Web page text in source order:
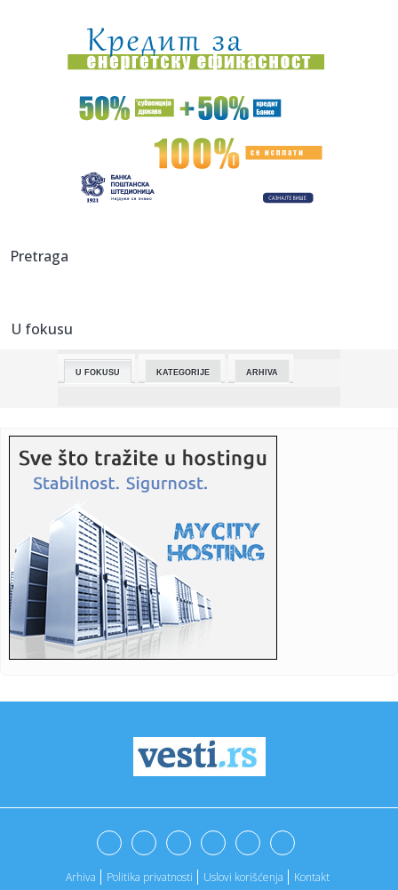
22:01:VIDEO: Divlja svinja zalutala u metro stanicu u Budimpešti
21:58:Muškarac iz BiH ukrao kamion pa pucali na njega: Htio sam
samo d...
Dejan Petrović nakon incidenta ne odvaja se od kćerke:
21:57:Eksplozija gasa na festivalu Taubertalu u Nemačkoj; Ima
zablista...
21:52:
21:52:
Iran poslao važnu poruku Americi! Vens otkrio šta je
21:46:Poseta Zelenskog: "Beograd šalje poruku Briselu,
ukrcavanje u ki...
21:41:Evropa u plamenu; Vatra se otela kontroli, evakuacije širom
kont...
21:38:Jedna kašičica u kafi može promijeniti njeno djelovanje na
21:38:Dok drugi spavaju, oni su već na planini: Djeca beru
borovnice, ...
!Prošle godine sam rekao da je nemoguće da potpišem za
21:23:Novine: "Srbi na meti starih verskih mržnji"; "Sačuvaćemo
Preminuo Borislav Miodanić: Pred smrt svjedočio
američkim istr...
Pretraga
U fokusu
U FOKUSU KATEGORIJE ARHIVA
Arhiva Politika privatnosti Uslovi korišćenja Kontakt